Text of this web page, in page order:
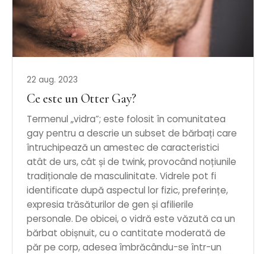
22 aug. 2023
Ce este un Otter Gay?
Termenul „vidra”; este folosit în comunitatea
gay pentru a descrie un subset de bărbați care
întruchipează un amestec de caracteristici
atât de urs, cât și de twink, provocând noțiunile
tradiționale de masculinitate. Vidrele pot fi
identificate după aspectul lor fizic, preferințe,
expresia trăsăturilor de gen și afilierile
personale. De obicei, o vidră este văzută ca un
bărbat obișnuit, cu o cantitate moderată de
păr pe corp, adesea îmbrăcându-se într-un